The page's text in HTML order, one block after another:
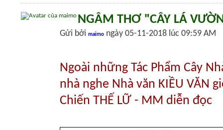
NGÂM THƠ "CÂY LÁ
Gửi bởi maimo ngày 05-11-2018 lúc 09:59 AM
Ngoài những Tác Phẩm Cây
nhà nghe Nhà văn KIỀU VĂN
Chiến THẾ LỮ - MM diễn đọc